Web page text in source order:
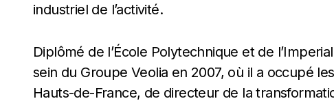
industriel de l’activité.
Diplômé de l’École Polytechnique et de
sein du Groupe Veolia en 2007, où il a occupé
Hauts-de-France, de directeur de la